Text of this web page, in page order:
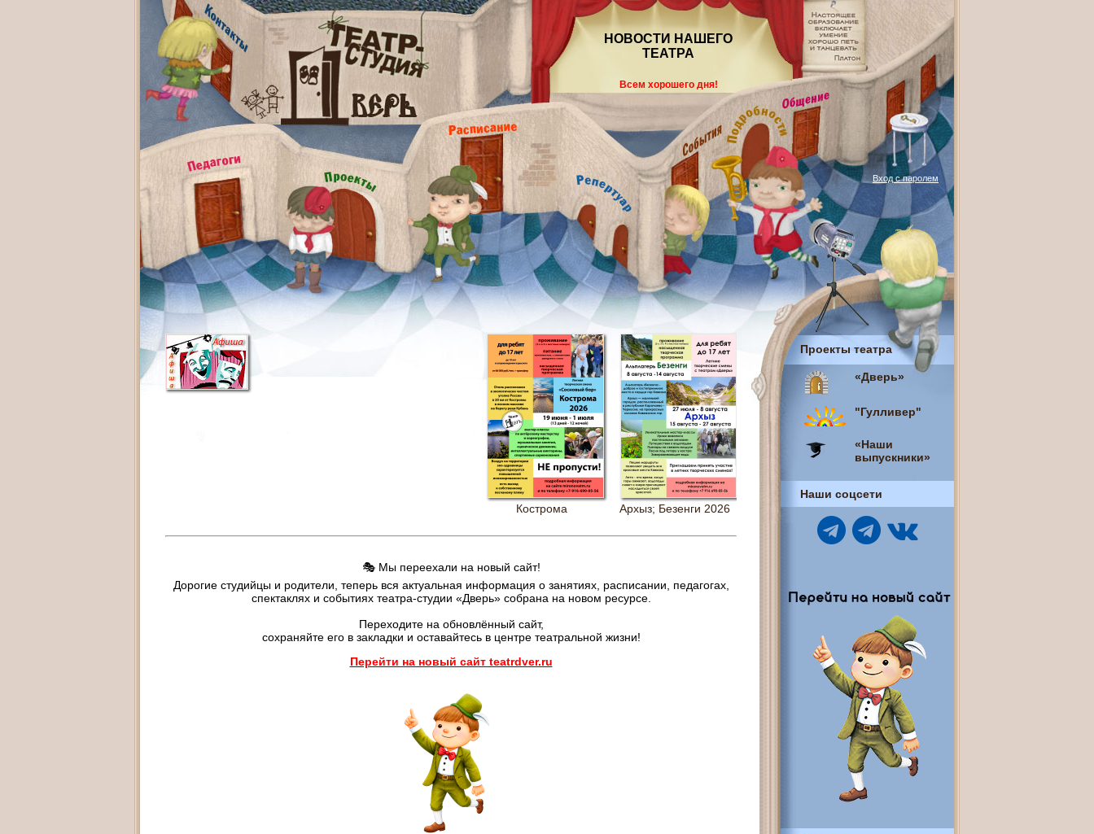
НОВОСТИ НАШЕГО
ТЕАТРА
Всем хорошего дня!
Вход с паролем
Архыз; Безенги 2026
Кострома
🎭 Мы переехали на новый сайт!
Дорогие студийцы и родители, теперь вся актуальная информация о занятиях, расписании, педагогах,
спектаклях и событиях театра-студии «Дверь» собрана на новом ресурсе.
Переходите на обновлённый сайт,
сохраняйте его в закладки и оставайтесь в центре театральной жизни!
Перейти на новый сайт teatrdver.ru
Проекты театра
«Дверь»
"Гулливер"
«Наши
выпускники»
Наши соцсети